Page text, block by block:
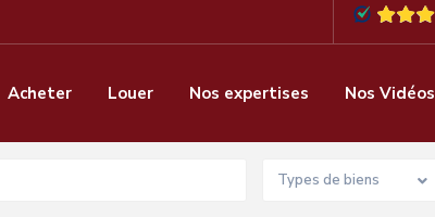
Acheter Louer Nos expertises Nos Vidéos
Types de biens